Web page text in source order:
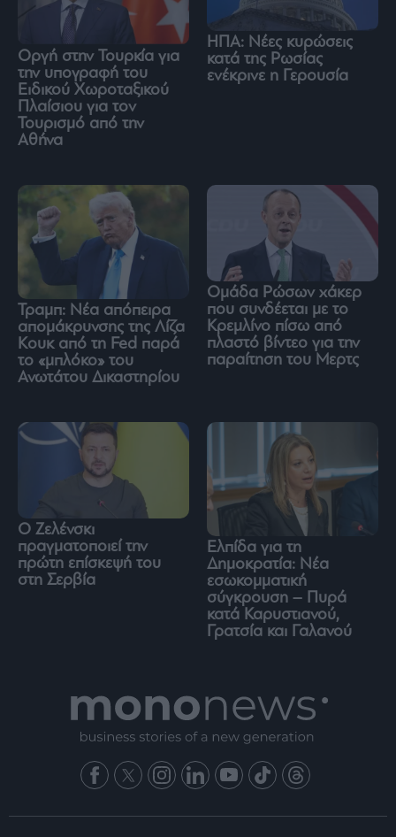
Οργή στην Τουρκία για
την υπογραφή του
Ειδικού Χωροταξικού
Πλαίσιου για τον
Τουρισμό από την
Αθήνα
ΗΠΑ: Νέες κυρώσεις
κατά της Ρωσίας
ενέκρινε η Γερουσία
Τραμπ: Νέα απόπειρα
απομάκρυνσης της Λίζα
Κουκ από τη Fed παρά
το «μπλόκο» του
Ανωτάτου Δικαστηρίου
Ομάδα Ρώσων χάκερ
που συνδέεται με το
Κρεμλίνο πίσω από
πλαστό βίντεο για την
παραίτηση του Μερτς
Ο Ζελένσκι
πραγματοποιεί την
πρώτη επίσκεψή του
στη Σερβία
Ελπίδα για τη
Δημοκρατία: Νέα
εσωκομματική
σύγκρουση – Πυρά
κατά Καρυστιανού,
Γρατσία και Γαλανού